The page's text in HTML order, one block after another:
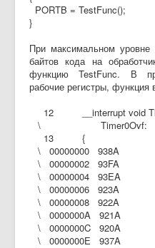
PORTB = TestFunc();
}
При максимальном
байтов кода на
функцию TestFunc. В
рабочие регистры, функция
12 __interrupt void
\ Timer0Ovf:
13 {
\ 00000000 938A
\ 00000002 93FA
\ 00000004 93EA
\ 00000006 923A
\ 00000008 922A
\ 0000000A 921A
\ 0000000C 920A
\ 0000000E 937A